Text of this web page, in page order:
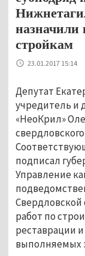
назначили
стройкам
23.01.2017 15:14
Депутат
учредитель и
«НеоКрил»
подписал
Управление
Свердловской
работ по
реставрации
выполняемых